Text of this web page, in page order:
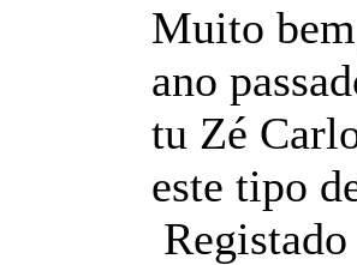
Muito
ano
tu Zé
este tipo
Registado